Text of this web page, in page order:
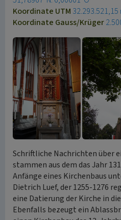
Koordinate UTM
Koordinate Gauss/Krüger
Schriftliche Nachrichten über
stammen aus dem das Jahr
Anfänge eines Kirchenbaus
Dietrich Luef, der 1255-1276
eine Datierung der Kirche in
Ebenfalls bezeugt ein